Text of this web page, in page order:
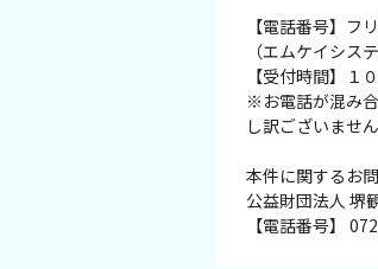
【電話番号】フ
（エムケイシス
【受付時間】１
※お電話が混み
し訳ございませ
本件に関するお
公益財団法人 堺
【電話番号】